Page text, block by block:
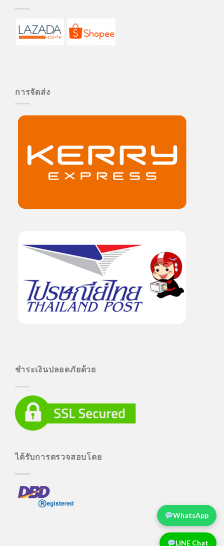
การจัดส่ง
ชำระเงินปลอดภัยด้วย
ได้รับการตรวจสอบโดย
LINE Chat
WhatsApp